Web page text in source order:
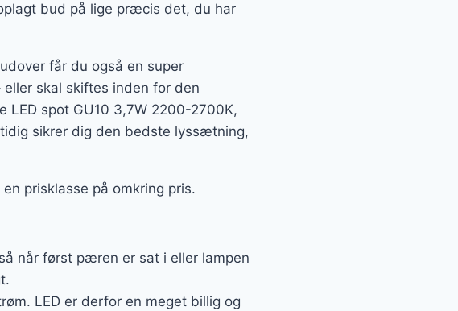
bud på lige præcis det, du har
får du også en super
skal skiftes inden for den
spot GU10 3,7W 2200-2700K,
sikrer dig den bedste lyssætning,
prisklasse på omkring pris.
når først pæren er sat i eller lampen
LED er derfor en meget billig og